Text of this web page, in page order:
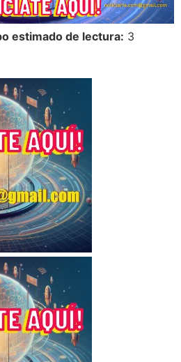
estimado de lectura: 3